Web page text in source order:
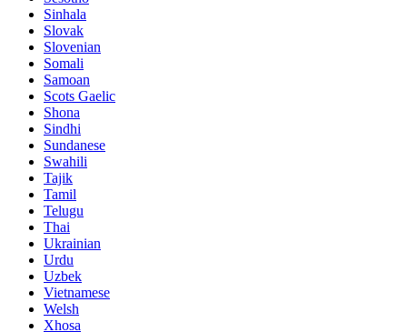
Sinhala
Slovak
Slovenian
Somali
Samoan
Scots Gaelic
Shona
Sindhi
Sundanese
Swahili
Tajik
Tamil
Telugu
Thai
Ukrainian
Urdu
Uzbek
Vietnamese
Welsh
Xhosa